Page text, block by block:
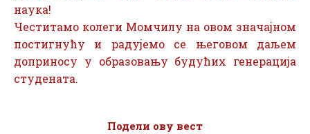
наука!
Честитамо колеги Момчилу на овом значајном
постигнућу и радујемо се његовом даљем
доприносу у образовању будућих генерација
студената.
Подели ову вест